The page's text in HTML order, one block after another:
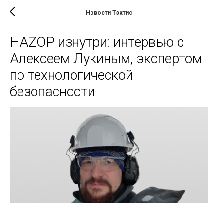
Новости Тэктис
HAZOP изнутри: интервью с
Алексеем Лукиным, экспертом
по технологической
безопасности